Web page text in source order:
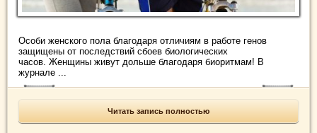
Особи женского пола благодаря отличиям в работе генов
защищены от последствий сбоев биологических
часов. Женщины живут дольше благодаря биоритмам! В
журнале ...
Читать запись полностью